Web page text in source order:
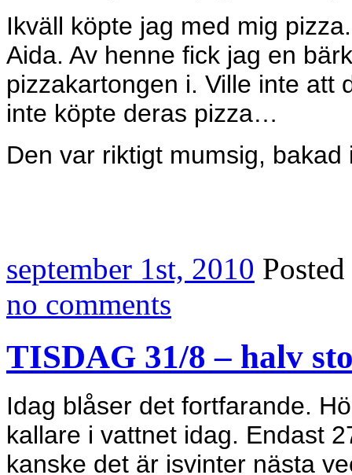
Ikväll köpte jag med mig
Aida. Av henne fick jag en
pizzakartongen i. Ville inte att
inte köpte deras pizza…
Den var riktigt mumsig, bakad
september 1st, 2010
no comments
TISDAG 31/8 – halv
Idag blåser det fortfarande.
kallare i vattnet idag. Endast
kanske det är isvinter nästa